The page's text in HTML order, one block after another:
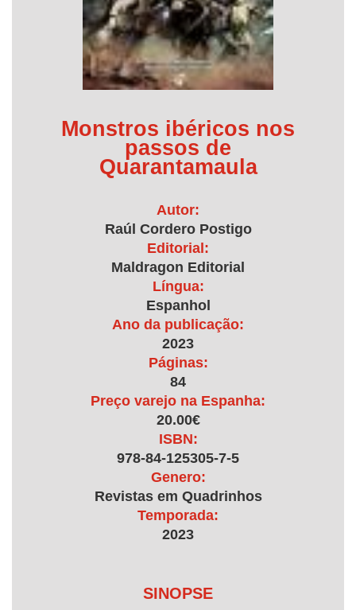
Monstros ibéricos nos
passos de
Quarantamaula
Autor:
Raúl Cordero Postigo
Editorial:
Maldragon Editorial
Língua:
Espanhol
Ano da publicação:
2023
Páginas:
84
Preço varejo na Espanha:
20.00€
ISBN:
978-84-125305-7-5
Genero:
Revistas em Quadrinhos
Temporada:
2023
SINOPSE